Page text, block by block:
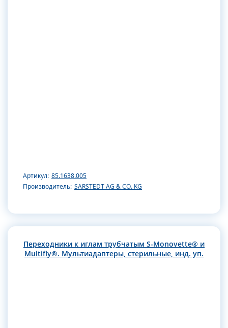
Артикул: 85.1638.005
Производитель: SARSTEDT AG & CO. KG
Переходники к иглам трубчатым S-Monovette® и
Multifly®. Мультиадаптеры, стерильные, инд. уп.